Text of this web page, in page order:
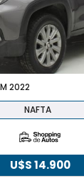
2022
NAFTA
U$S14.900